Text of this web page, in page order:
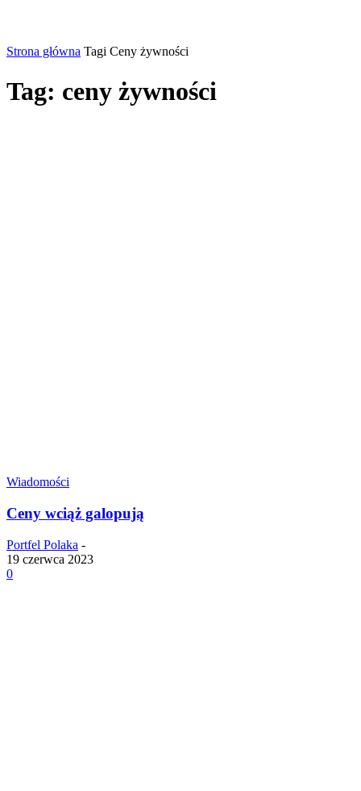
Strona główna Tagi Ceny żywności
Tag: ceny żywności
Wiadomości
Ceny wciąż galopują
Portfel Polaka -
19 czerwca 2023
0